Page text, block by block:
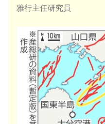
雅行主任研究員